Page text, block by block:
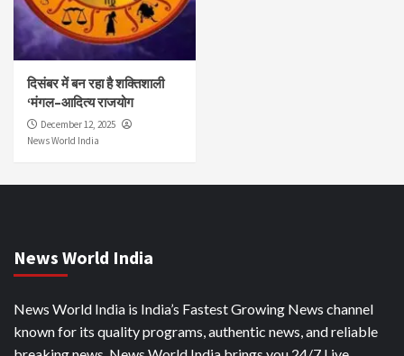
दिसंबर में बन रहा है शक्तिशाली
‘मंगल–आदित्य राजयोग
December 12, 2025
News World India
News World India
News World India is India’s Fastest Growing News channel
known for its quality programs, authentic news, and reliable